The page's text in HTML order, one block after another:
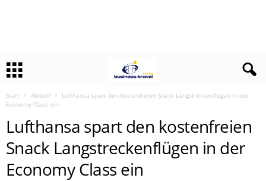
Start Aktuell
Lufthansa spart den kostenfreien Snack Langstreckenflügen in der
Economy Class ein
Lufthansa spart den kostenfreien
Snack Langstreckenflügen in der
Economy Class ein